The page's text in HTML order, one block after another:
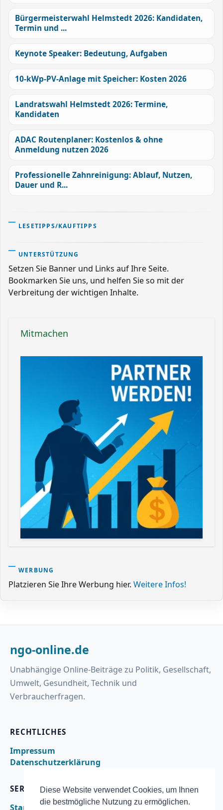
Diese Website verwendet Cookies, um Ihnen
die bestmögliche Nutzung zu ermöglichen.
Bürgermeisterwahl Helmstedt 2026: Kandidaten,
Termin und ...
Keynote Speaker: Bedeutung, Aufgaben
10-kWp-PV-Anlage mit Speicher: Kosten 2026
Landratswahl Helmstedt 2026: Termine,
Kandidaten
ADAC Routenplaner: Kostenlos & ohne
Anmeldung nutzen 2026
Professionelle Zahnreinigung: Ablauf, Nutzen,
Dauer und R...
LESETIPPS/KAUFTIPPS
UNTERSTÜTZUNG
Setzen Sie Banner und Links auf Ihre Seite.
Bookmarken Sie uns, und helfen Sie so mit der
Verbreitung der wichtigen Inhalte.
Mitmachen
WERBUNG
Platzieren Sie Ihre Werbung hier. Weitere Infos!
ngo-online.de
Unabhängige Online-Beiträge zu Politik, Gesellschaft,
Umwelt, Gesundheit, Technik und
Verbraucherfragen.
RECHTLICHES
Impressum
Datenschutzerklärung
SERVICE
Startseite